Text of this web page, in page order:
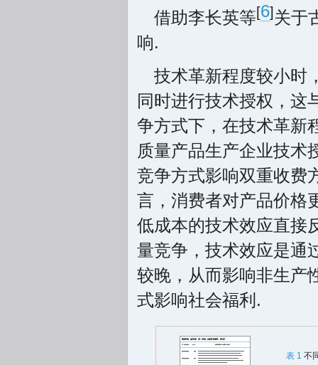
借助李长英等[6] 关于
响.
技术革新程度较小时
同时进行技术授权，这
争方式下，在技术革新
质量产品生产企业技术
竞争方式影响双重收费
言，消费者对产品价格
低成本的技术效应直接
量竞争，技术效应是通
较晚，从而影响非生产
式影响社会福利.
表 1 不